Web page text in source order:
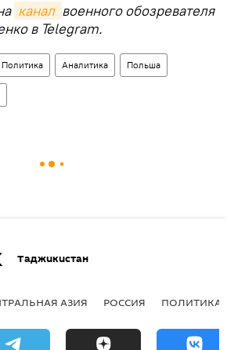
канал военного обозревателя
в Telegram.
Политика Аналитика Польша
Таджикистан
АЗИЯ РОССИЯ ПОЛИТИКА